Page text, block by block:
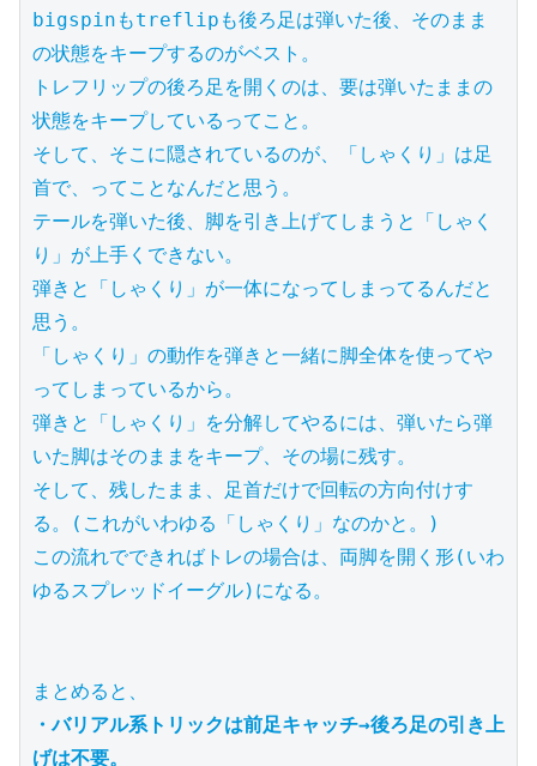
bigspinもtreflipも後ろ足は弾いた後、そのまま
の状態をキープするのがベスト。
トレフリップの後ろ足を開くのは、要は弾いたままの
状態をキープしているってこと。
そして、そこに隠されているのが、「しゃくり」は足
首で、ってことなんだと思う。
テールを弾いた後、脚を引き上げてしまうと「しゃく
り」が上手くできない。
弾きと「しゃくり」が一体になってしまってるんだと
思う。
「しゃくり」の動作を弾きと一緒に脚全体を使ってや
ってしまっているから。
弾きと「しゃくり」を分解してやるには、弾いたら弾
いた脚はそのままをキープ、その場に残す。
そして、残したまま、足首だけで回転の方向付けす
る。(これがいわゆる「しゃくり」なのかと。)
この流れでできればトレの場合は、両脚を開く形(いわ
ゆるスプレッドイーグル)になる。
・バリアル系トリックは前足キャッチ→後ろ足の引き上
げは不要。